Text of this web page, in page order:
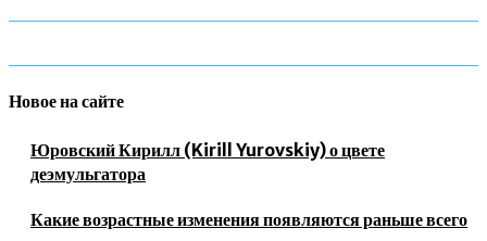
Новое на сайте
Юровский Кирилл (Kirill Yurovskiy) о цвете
деэмульгатора
Какие возрастные изменения появляются раньше всего